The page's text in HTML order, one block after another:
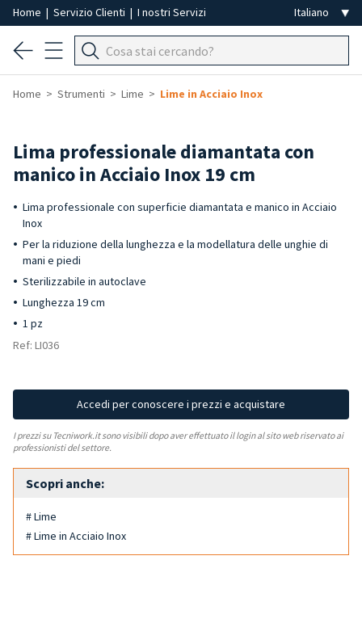
Home | Servizio Clienti | I nostri Servizi
Home Strumenti Lime Lime in Acciaio Inox
Lima professionale diamantata con
manico in Acciaio Inox 19 cm
Lima professionale con superficie diamantata e manico in Acciaio
Inox
Per la riduzione della lunghezza e la modellatura delle unghie di
mani e piedi
Sterilizzabile in autoclave
Lunghezza 19 cm
1 pz
Ref: LI036
Accedi per conoscere i prezzi e acquistare
I prezzi su Tecniwork.it sono visibili dopo aver effettuato il login al sito web riservato ai
professionisti del settore.
Scopri anche:
# Lime
# Lime in Acciaio Inox